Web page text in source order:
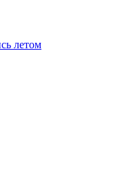
летом